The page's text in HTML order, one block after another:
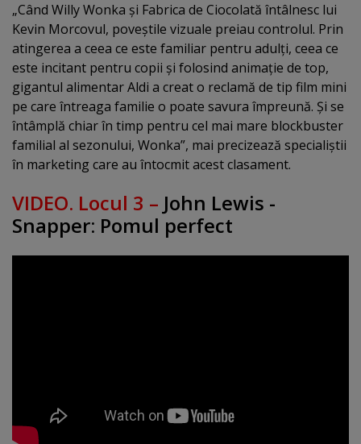
„Când Willy Wonka şi Fabrica de Ciocolată întâlnesc lui
Kevin Morcovul, poveştile vizuale preiau controlul. Prin
atingerea a ceea ce este familiar pentru adulţi, ceea ce
este incitant pentru copii şi folosind animaţie de top,
gigantul alimentar Aldi a creat o reclamă de tip film mini
pe care întreaga familie o poate savura împreună. Şi se
întâmplă chiar în timp pentru cel mai mare blockbuster
familial al sezonului, Wonka”, mai precizează specialiştii
în marketing care au întocmit acest clasament.
VIDEO. Locul 3 – John Lewis -
Snapper: Pomul perfect